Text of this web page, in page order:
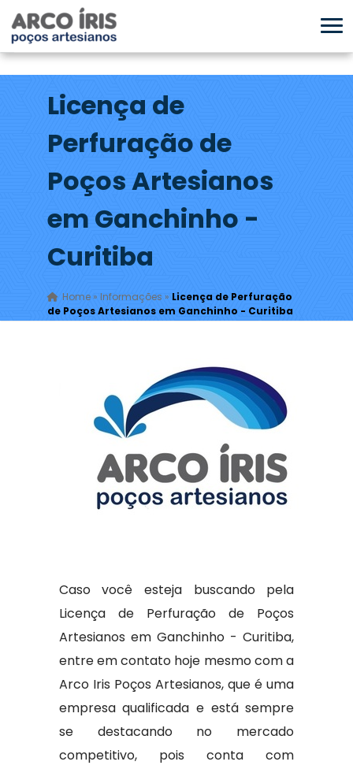
Licença de
Perfuração de
Poços Artesianos
em Ganchinho -
Curitiba
Home» Informações » Licença de Perfuração
de Poços Artesianos em Ganchinho - Curitiba
Caso você esteja buscando pela
Licença de Perfuração de Poços
Artesianos em Ganchinho - Curitiba,
entre em contato hoje mesmo com a
Arco Iris Poços Artesianos, que é uma
empresa qualificada e está sempre
se destacando no mercado
competitivo, pois conta com